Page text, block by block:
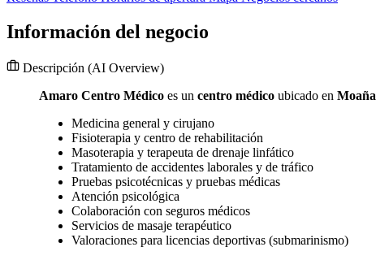
Información del negocio
Descripción (AI Overview)
Amaro Centro Médico es un centro médico ubicado en Moaña
Medicina general y cirujano
Fisioterapia y centro de rehabilitación
Masoterapia y terapeuta de drenaje linfático
Tratamiento de accidentes laborales y de tráfico
Pruebas psicotécnicas y pruebas médicas
Atención psicológica
Colaboración con seguros médicos
Servicios de masaje terapéutico
Valoraciones para licencias deportivas (submarinismo)